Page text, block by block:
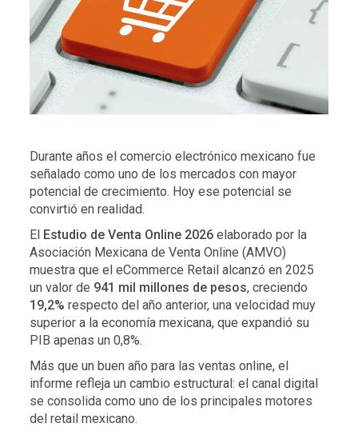
Durante años el comercio electrónico mexicano fue
señalado como uno de los mercados con mayor
potencial de crecimiento. Hoy ese potencial se
convirtió en realidad.
El Estudio de Venta Online 2026 elaborado por la
Asociación Mexicana de Venta Online (AMVO)
muestra que el eCommerce Retail alcanzó en 2025
un valor de 941 mil millones de pesos, creciendo
19,2% respecto del año anterior, una velocidad muy
superior a la economía mexicana, que expandió su
PIB apenas un 0,8%.
Más que un buen año para las ventas online, el
informe refleja un cambio estructural: el canal digital
se consolida como uno de los principales motores
del retail mexicano.